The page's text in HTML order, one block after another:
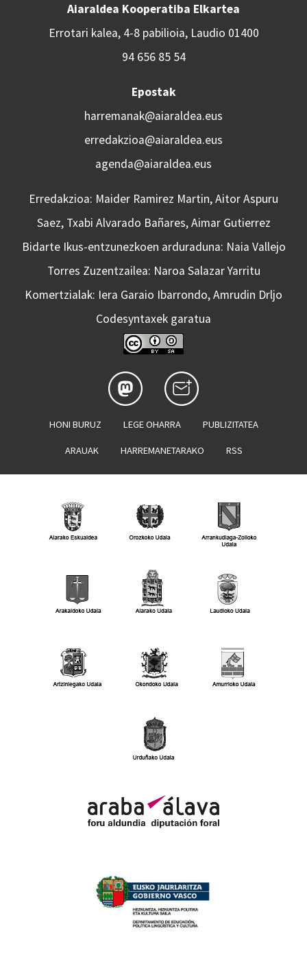
Aiaraldea Kooperatiba Elkartea
Errotari kalea, 4-8 pabilioia, Laudio 01400
94 656 85 54
Epostak
harremanak@aiaraldea.eus
erredakzioa@aiaraldea.eus
agenda@aiaraldea.eus
Erredakzioa: Maider Ramirez Martin, Aitor Aspuru
Saez, Txabi Alvarado Bañares, Aimar Gutierrez
Bidarte Ikus-entzunezkoen arduraduna: Naia Vallejo
Torres Zuzentzailea: Naroa Salazar Yarritu
Komertzialak: Iera Garaio Ibarrondo, Amrudin Drljo
Codesyntaxek garatua
HONI BURUZ LEGE OHARRA PUBLIZITATEA
ARAUAK HARREMANETARAKO RSS